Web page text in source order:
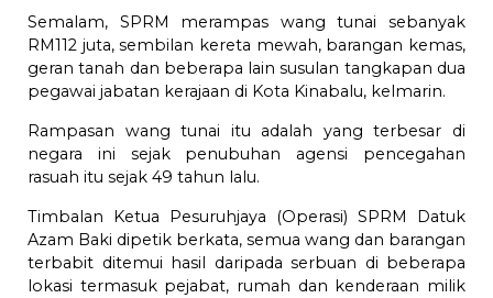
Semalam, SPRM merampas wang tunai sebanyak
RM112 juta, sembilan kereta mewah, barangan kemas,
geran tanah dan beberapa lain susulan tangkapan dua
pegawai jabatan kerajaan di Kota Kinabalu, kelmarin.
Rampasan wang tunai itu adalah yang terbesar di
negara ini sejak penubuhan agensi pencegahan
rasuah itu sejak 49 tahun lalu.
Timbalan Ketua Pesuruhjaya (Operasi) SPRM Datuk
Azam Baki dipetik berkata, semua wang dan barangan
terbabit ditemui hasil daripada serbuan di beberapa
lokasi termasuk pejabat, rumah dan kenderaan milik